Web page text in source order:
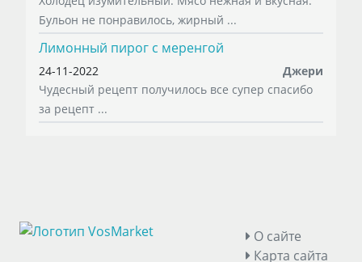
Бульон не понравилось, жирный ...
Лимонный пирог с меренгой
24-11-2022
Джери
Чудесный рецепт получилось все супер спасибо
за рецепт ...
О сайте
Карта сайта